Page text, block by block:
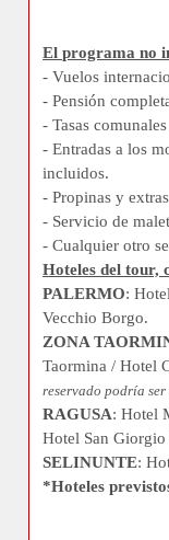
El programa no
- Vuelos
- Pensión
- Tasas
- Entradas a los
incluidos.
- Propinas y
- Servicio de
- Cualquier otro
Hoteles del tour,
PALERMO:
Vecchio Borgo.
ZONA
Taormina / Hotel
reservado podría ser
RAGUSA: Hotel
Hotel San Giorgio
SELINUNTE:
*Hoteles